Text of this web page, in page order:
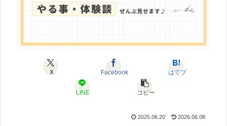
X Facebook はてブ
LINE コピー
2025.06.20 2026.06.08